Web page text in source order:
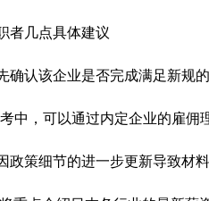
者几点具体建议
确认该企业是否完成满足新规
中，可以通过内定企业的雇
策细节的进一步更新导致材料